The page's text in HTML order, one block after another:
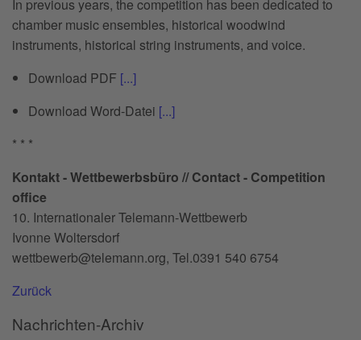
In previous years, the competition has been dedicated to
chamber music ensembles, historical woodwind
instruments, historical string instruments, and voice.
Download PDF [...]
Download Word-Datei [...]
* * *
Kontakt - Wettbewerbsbüro // Contact - Competition
office
10. Internationaler Telemann-Wettbewerb
Ivonne Woltersdorf
wettbewerb@telemann.org, Tel.0391 540 6754
Zurück
Nachrichten-Archiv